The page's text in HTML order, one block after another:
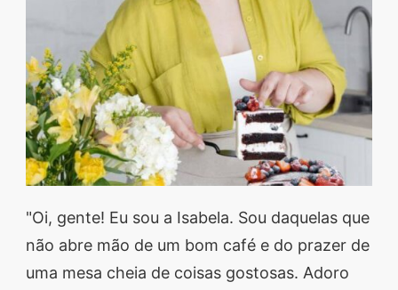
culinárias incríveis,
segredos valiosos e
receitas rápidas e fáceis
que vão impressionar
todos ao seu redor.
Transforme suas
refeições e inspire-se
"Oi, gente! Eu sou a Isabela. Sou daquelas que
não abre mão de um bom café e do prazer de
uma mesa cheia de coisas gostosas. Adoro